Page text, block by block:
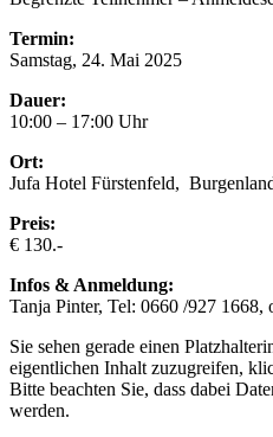
Termin:
Samstag, 24. Mai 2025
Dauer:
10:00 – 17:00 Uhr
Ort:
Jufa Hotel Fürstenfeld,
Preis:
€ 130.-
Infos & Anmeldung:
Tanja Pinter, Tel: 0660 /927 1668,
Sie sehen gerade einen
eigentlichen Inhalt zuzugreifen,
Bitte beachten Sie, dass dabei
werden.